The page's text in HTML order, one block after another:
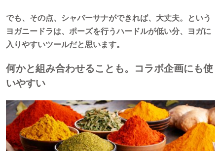
でも、その点、シャバーサナができれば、大丈夫。という
ヨガニードラは、ポーズを行うハードルが低い分、ヨガに
入りやすいツールだと思います。
何かと組み合わせることも。コラボ企画にも使
いやすい